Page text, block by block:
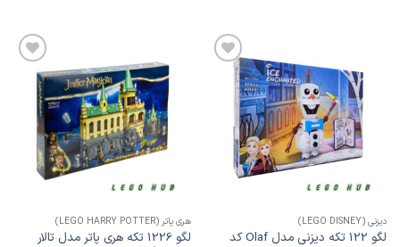
افزودن
به
علاقه
مندی
ها
دیزنی (LEGO DISNEY)
لگو 122 تکه دیزنی مدل Olaf کد
افزودن
به
علاقه
مندی
ها
هری پاتر (LEGO HARRY POTTER)
لگو 1226 تکه هری پاتر مدل تالار